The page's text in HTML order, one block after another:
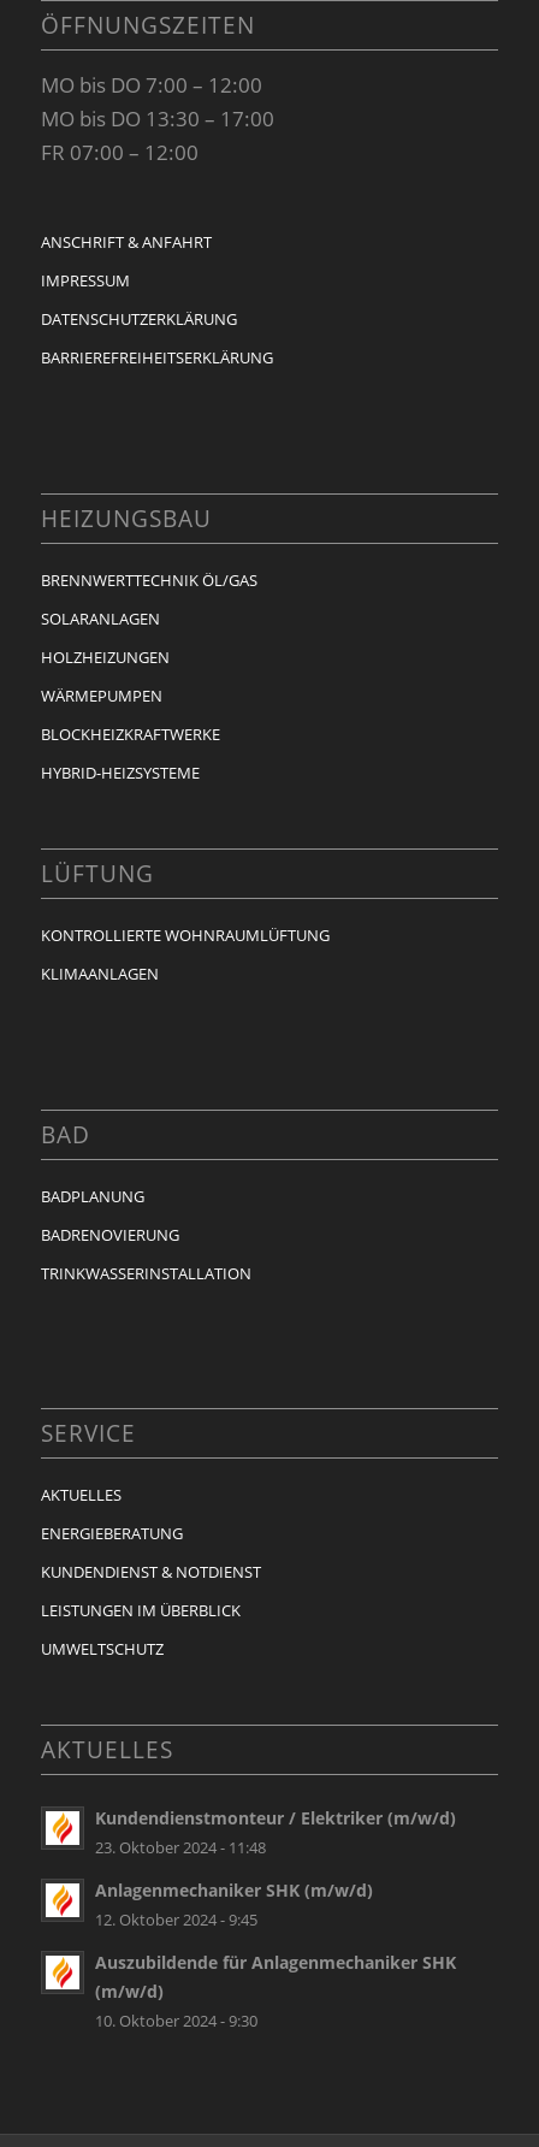
ÖFFNUNGSZEITEN
MO bis DO 7:00 – 12:00
MO bis DO 13:30 – 17:00
FR 07:00 – 12:00
ANSCHRIFT & ANFAHRT
IMPRESSUM
DATENSCHUTZERKLÄRUNG
BARRIEREFREIHEITSERKLÄRUNG
HEIZUNGSBAU
BRENNWERTTECHNIK ÖL/GAS
SOLARANLAGEN
HOLZHEIZUNGEN
WÄRMEPUMPEN
BLOCKHEIZKRAFTWERKE
HYBRID-HEIZSYSTEME
LÜFTUNG
KONTROLLIERTE WOHNRAUMLÜFTUNG
KLIMAANLAGEN
BAD
BADPLANUNG
BADRENOVIERUNG
TRINKWASSERINSTALLATION
SERVICE
AKTUELLES
ENERGIEBERATUNG
KUNDENDIENST & NOTDIENST
LEISTUNGEN IM ÜBERBLICK
UMWELTSCHUTZ
AKTUELLES
Kundendienstmonteur / Elektriker (m/w/d)
23. Oktober 2024 - 11:48
Anlagenmechaniker SHK (m/w/d)
12. Oktober 2024 - 9:45
Auszubildende für Anlagenmechaniker SHK
(m/w/d)
10. Oktober 2024 - 9:30